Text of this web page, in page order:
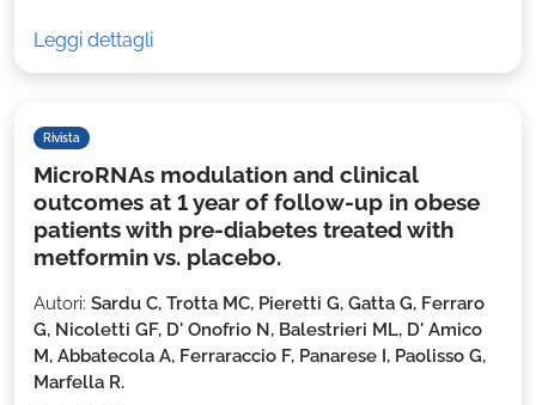
Leggi dettagli
Rivista
MicroRNAs modulation and clinical
outcomes at 1 year of follow-up in obese
patients with pre-diabetes treated with
metformin vs. placebo.
Autori: Sardu C, Trotta MC, Pieretti G, Gatta G, Ferraro
G, Nicoletti GF, D' Onofrio N, Balestrieri ML, D' Amico
M, Abbatecola A, Ferraraccio F, Panarese I, Paolisso G,
Marfella R.